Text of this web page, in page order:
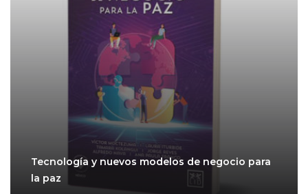
Tecnología y nuevos modelos de negocio para
la paz